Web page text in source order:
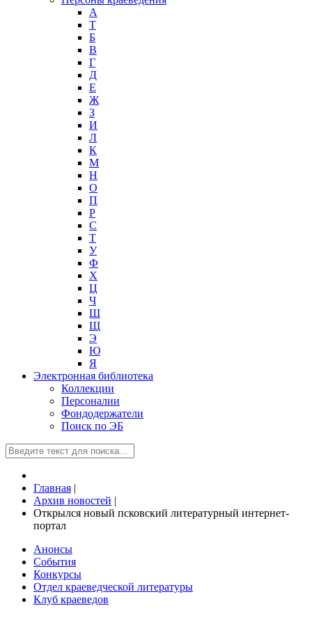
А
T
Б
В
Г
Д
Е
Ж
З
И
Л
К
М
Н
О
П
Р
С
Т
У
Ф
Х
Ц
Ч
Ш
Щ
Э
Ю
Я
Электронная библиотека
Коллекции
Персоналии
Фондодержатели
Поиск по ЭБ
Главная |
Архив новостей |
Открылся новый псковский литературный интернет-
портал
Анонсы
События
Конкурсы
Отдел краеведческой литературы
Клуб краеведов